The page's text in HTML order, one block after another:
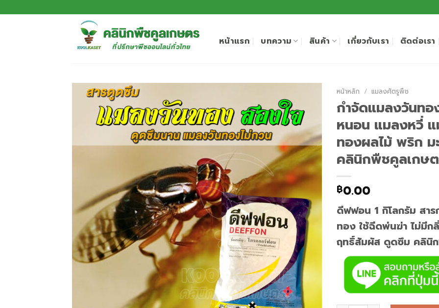
หน้าแรก บทความ สินค้า เกี่ยวกับเรา ติดต่อเรา
หน้าหลัก / แมลงศัตรูพืช
กำจัดแมลงวันท
หนอน แมลงหวี่
ทองผลไม้ พริก ม
คลินิกพืชคูลเกษ
฿0.00
ดีฟฟอน 1 กิโลกรัม สา
ทอง ใช้ฉีดพ่นฆ่า ไม่มีก
ฤทธิ์สัมผัส ดูดซึม คลินิ